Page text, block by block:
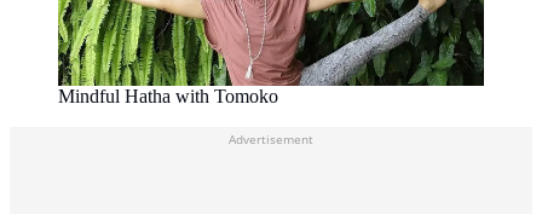
Mindful Hatha with Tomoko